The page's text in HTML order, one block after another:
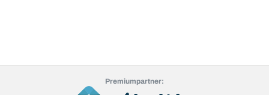
Premiumpartner: